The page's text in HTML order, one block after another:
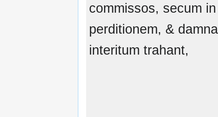
commissos, secum in
perditionem, &
interitum trahant,